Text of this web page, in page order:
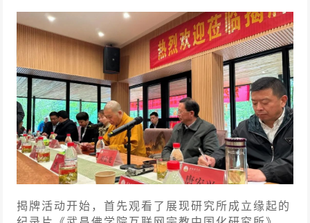
揭牌活动开始，首先观看了展现研究所成立缘起的